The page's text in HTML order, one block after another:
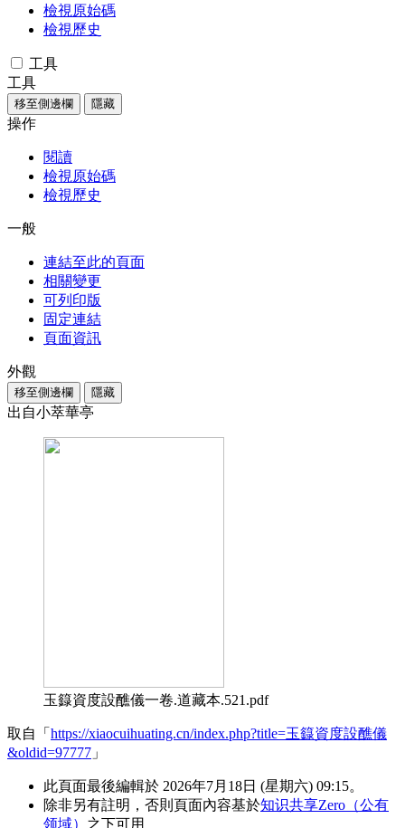
檢視原始碼
檢視歷史
工具
工具
移至側邊欄 隱藏
操作
閱讀
檢視原始碼
檢視歷史
一般
連結至此的頁面
相關變更
可列印版
固定連結
頁面資訊
外觀
移至側邊欄 隱藏
出自小萃華亭
玉籙資度設醮儀一卷.道藏本.521.pdf
取自「 https://xiaocuihuating.cn/index.php?title=玉籙資度設醮儀
&oldid=97777 」
此頁面最後編輯於 2026年7月18日 (星期六) 09:15。
除非另有註明，否則頁面內容基於知识共享Zero（公有
领域） 之下可用